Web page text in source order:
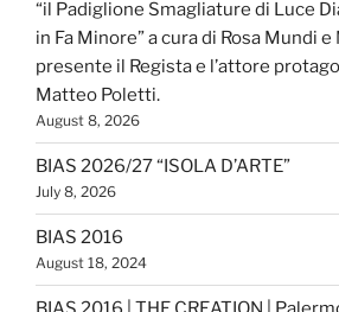
“il Padiglione Smagliature di Luce
in Fa Minore” a cura di Rosa Mundi
presente il Regista e l’attore
Matteo Poletti.
August 8, 2026
BIAS 2026/27 “ISOLA D’ARTE”
July 8, 2026
BIAS 2016
August 18, 2024